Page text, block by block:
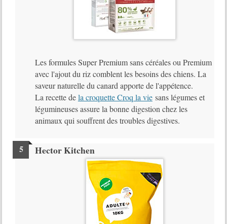
Les formules Super Premium sans céréales ou Premium
avec l'ajout du riz comblent les besoins des chiens. La
saveur naturelle du canard apporte de l'appétence.
La recette dela croquette Croq la viesans légumes et
légumineuses assure la bonne digestion chez les
animaux qui souffrent des troubles digestives.
Hector Kitchen